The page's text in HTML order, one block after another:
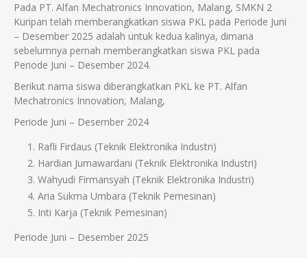
Pada PT. Alfan Mechatronics Innovation, Malang, SMKN 2
Kuripan telah memberangkatkan siswa PKL pada Periode Juni
– Desember 2025 adalah untuk kedua kalinya, dimana
sebelumnya pernah memberangkatkan siswa PKL pada
Periode Juni – Desember 2024.
Berikut nama siswa diberangkatkan PKL ke PT. Alfan
Mechatronics Innovation, Malang,
Periode Juni – Desember 2024
Rafli Firdaus (Teknik Elektronika Industri)
Hardian Jumawardani (Teknik Elektronika Industri)
Wahyudi Firmansyah (Teknik Elektronika Industri)
Aria Sukma Umbara (Teknik Pemesinan)
Inti Karja (Teknik Pemesinan)
Periode Juni – Desember 2025